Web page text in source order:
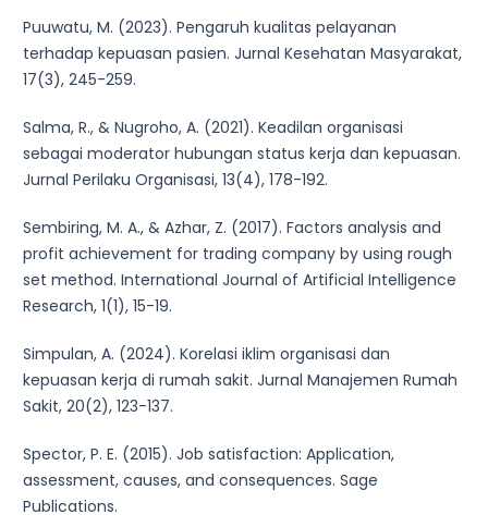
Puuwatu, M. (2023). Pengaruh kualitas pelayanan
terhadap kepuasan pasien. Jurnal Kesehatan Masyarakat,
17(3), 245-259.
Salma, R., & Nugroho, A. (2021). Keadilan organisasi
sebagai moderator hubungan status kerja dan kepuasan.
Jurnal Perilaku Organisasi, 13(4), 178-192.
Sembiring, M. A., & Azhar, Z. (2017). Factors analysis and
profit achievement for trading company by using rough
set method. International Journal of Artificial Intelligence
Research, 1(1), 15-19.
Simpulan, A. (2024). Korelasi iklim organisasi dan
kepuasan kerja di rumah sakit. Jurnal Manajemen Rumah
Sakit, 20(2), 123-137.
Spector, P. E. (2015). Job satisfaction: Application,
assessment, causes, and consequences. Sage
Publications.